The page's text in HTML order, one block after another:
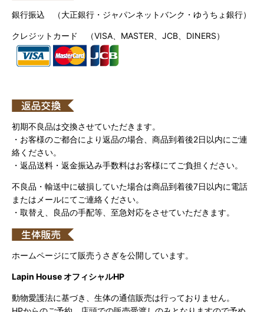
銀行振込 （大正銀行・ジャパンネットバンク・ゆうちょ銀行）
クレジットカード （VISA、MASTER、JCB、DINERS）
初期不良品は交換させていただきます。
・お客様のご都合により返品の場合、商品到着後2日以内にご連
絡ください。
・返品送料・返金振込み手数料はお客様にてご負担ください。
不良品・輸送中に破損していた場合は商品到着後7日以内に電話
またはメールにてご連絡ください。
・取替え、良品の手配等、至急対応をさせていただきます。
ホームページにて販売うさぎを公開しています。
Lapin House オフィシャルHP
動物愛護法に基づき、生体の通信販売は行っておりません。